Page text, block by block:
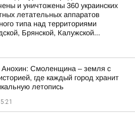
и уничтожены 360 украинских
летательных аппаратов
типа над территориями
Брянской, Калужской...
Анохин: Смоленщина – земля с
где каждый город хранит
летопись